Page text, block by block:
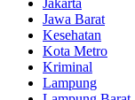
Jakarta
Jawa Barat
Kesehatan
Kota Metro
Kriminal
Lampung